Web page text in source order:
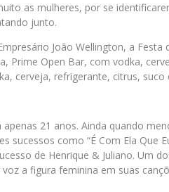
as mulheres, por se
junto.
João Wellington, a
Prime Open Bar, com vodka,
cerveja, refrigerante, citrus, suco
21 anos. Ainda quando
sucessos como “É Com Ela Que
de Henrique & Juliano. Um
a figura feminina em suas